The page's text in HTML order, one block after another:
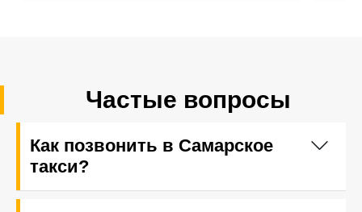
Частые вопросы
Как позвонить в Самарское
такси?